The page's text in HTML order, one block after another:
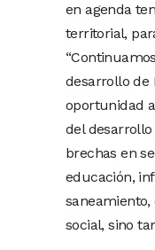
en agenda
territorial,
desarrollo de
oportunidad
del
brechas en
educación,
saneamiento,
social, sino